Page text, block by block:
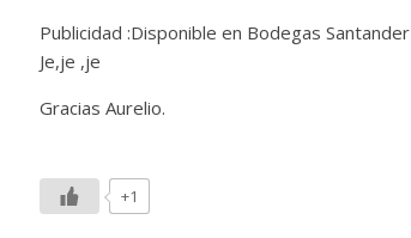
Publicidad :Disponible en Bodegas Santander
Je,je ,je
Gracias Aurelio.
+1